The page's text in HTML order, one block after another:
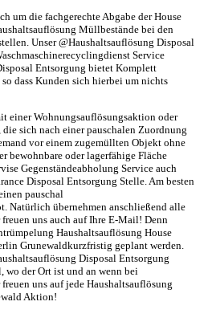
um die fachgerechte Abgabe der House
Müllbestände bei den
Unser @Haushaltsauflösung Disposal
Service
Entsorgung bietet Komplett
dass Kunden sich hierbei um nichts
einer Wohnungsauflösungsaktion oder
sich nach einer pauschalen Zuordnung
vor einem zugemüllten Objekt ohne
bewohnbare oder lagerfähige Fläche
Gegenständeabholung Service auch
Disposal Entsorgung Stelle. Am besten
pauschal
Natürlich übernehmen anschließend alle
uns auch auf Ihre E-Mail! Denn
Haushaltsauflösung House
Grunewaldkurzfristig geplant werden.
Disposal Entsorgung
der Ort ist und an wenn bei
uns auf jede Haushaltsauflösung
Aktion!